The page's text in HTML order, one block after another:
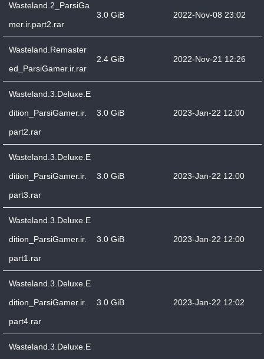
Wasteland.2_ParsiGa
mer.ir.part2.rar
3.0 GiB 2022-Nov-08 23:02
Wasteland.Remaster
ed_ParsiGamer.ir.rar
2.4 GiB 2022-Nov-21 12:26
Wasteland.3.Deluxe.E
dition_ParsiGamer.ir.
part2.rar
3.0 GiB 2023-Jan-22 12:00
Wasteland.3.Deluxe.E
dition_ParsiGamer.ir.
part3.rar
3.0 GiB 2023-Jan-22 12:00
Wasteland.3.Deluxe.E
dition_ParsiGamer.ir.
part1.rar
3.0 GiB 2023-Jan-22 12:00
Wasteland.3.Deluxe.E
dition_ParsiGamer.ir.
part4.rar
3.0 GiB 2023-Jan-22 12:02
Wasteland.3.Deluxe.E